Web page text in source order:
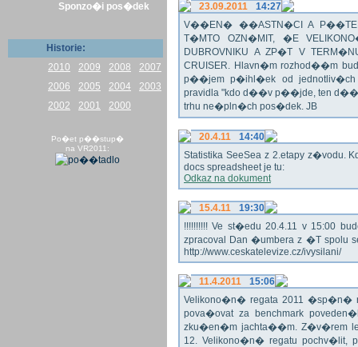
Sponzo�i pos�dek
Historie:
2010
2009 2008
2007
2006
2005 2004
2003
2002
2001 2000
Po�et p��stup�
na VR2011:
23.09.2011
14:27
V��EN� ��ASTN�CI A
T�MTO OZN�MIT, �E
DUBROVNIKU A ZP�T V
CRUISER. Hlavn�m rozhod��m
p��jem p�ihl�ek od
pravidla "kdo d��v p��jde, ten
trhu ne�pln�ch pos�dek. JB
20.4.11
14:40
Statistika SeeSea z 2.etapy z�vodu.
docs spreadsheet je tu:
Odkaz na dokument
15.4.11
19:30
!!!!!!!!!! Ve st�edu 20.4.11 v 15:00
zpracoval Dan �umbera z �T spolu
http://www.ceskatelevize.cz/ivysilani/
11.4.2011
15:06
Velikono�n� regata 2011 �sp�n�
pova�ovat za benchmark
zku�en�m jachta��m. Z�v�rem
12. Velikono�n� regatu